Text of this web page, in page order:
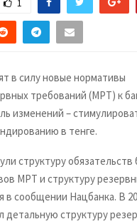
1
в силу новые нормативы
требований (МРТ) к
изменений –
в тенге.
структуру обязательств
МРТ и структуру
в сообщении Нацбанка. В
детальную структуру